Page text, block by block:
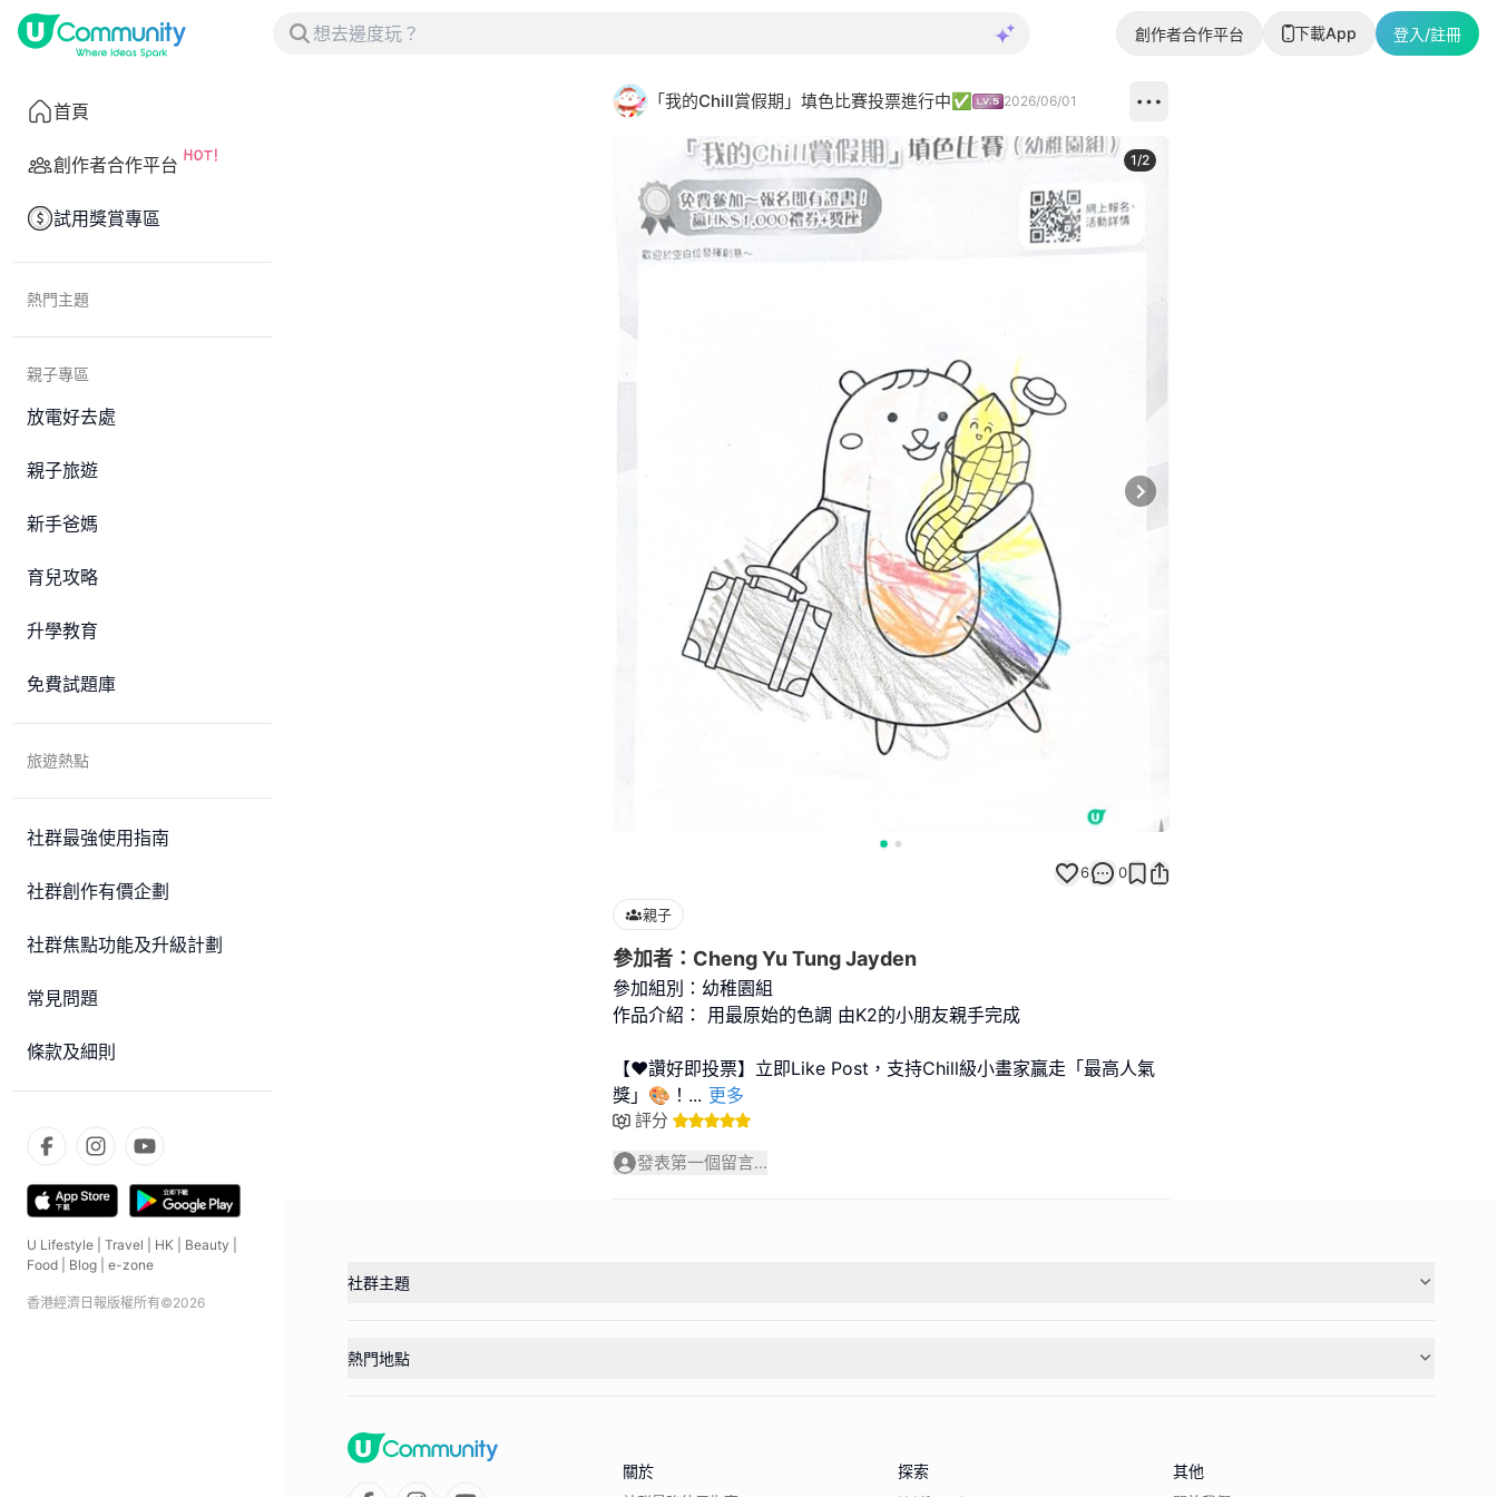
創作者合作平台 下載App 登入/註冊
首頁
創作者合作平台
試用獎賞專區
熱門主題
親子專區
放電好去處
親子旅遊
新手爸媽
育兒攻略
升學教育
免費試題庫
旅遊熱點
社群最強使用指南
社群創作有價企劃
社群焦點功能及升級計劃
常見問題
條款及細則
U Lifestyle Travel HK Beauty
Food
Blog e-zone
香港經濟日報版權所有©2026
「我的Chill賞假期」填色比賽投票進行中✅ 2026/06/01
Next slide
1/2
6 0
親子
參加者：Cheng Yu Tung Jayden
參加組別：幼稚園組
作品介紹： 用最原始的色調 由K2的小朋友親手完成
【❤️讚好即投票】立即Like Post，支持Chill級小畫家贏走「最高人氣
獎」🎨！ ... 更多
評分
發表第一個留言...
社群主題
熱門地點
關於 探索 其他